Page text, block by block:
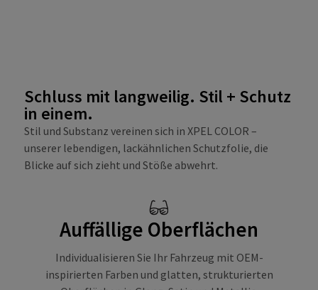
Schluss mit langweilig. Stil + Schutz
in einem.
Stil und Substanz vereinen sich in XPEL COLOR –
unserer lebendigen, lackähnlichen Schutzfolie, die
Blicke auf sich zieht und Stöße abwehrt.
Auffällige Oberflächen
Individualisieren Sie Ihr Fahrzeug mit OEM-
inspirierten Farben und glatten, strukturierten